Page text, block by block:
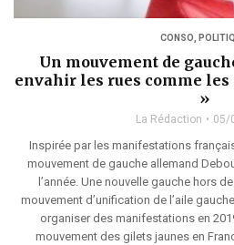
CONSO,
Un mouvement de
envahir les rues comme les
»
La Rédaction 05/
Inspirée par les manifestations
mouvement de gauche allemand
l’année. Une nouvelle gauche hors
mouvement d’unification de l’aile
organiser des manifestations en
mouvement des gilets jaunes en